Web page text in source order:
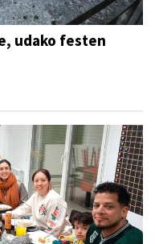
udako festen